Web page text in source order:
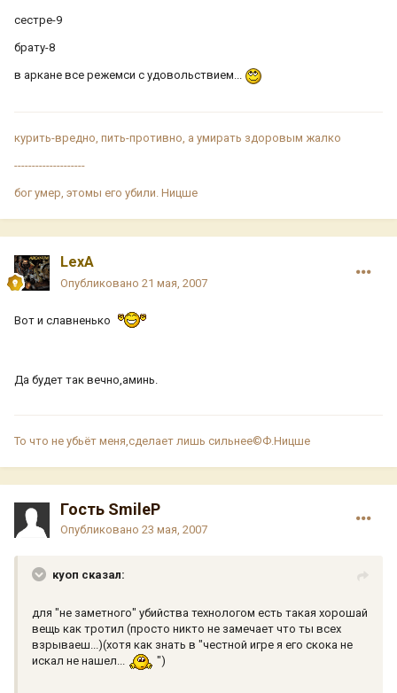
сестре-9
брату-8
в аркане все режемси с удовольствием...
курить-вредно, пить-противно, а умирать здоровым жалко
--------------------
бог умер, этомы его убили. Ницше
LexA
Опубликовано 21 мая, 2007
Вот и славненько
Да будет так вечно,аминь.
То что не убьёт меня,сделает лишь сильнее©Ф.Ницше
Гость SmileP
Опубликовано 23 мая, 2007
куоп сказал:
для "не заметного" убийства технологом есть такая хорошай
вещь как тротил (просто никто не замечает что ты всех
взрываеш...)(хотя как знать в "честной игре я его скока не
искал не нашел...
")